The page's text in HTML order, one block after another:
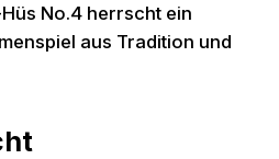
No.4 herrscht ein
aus Tradition und